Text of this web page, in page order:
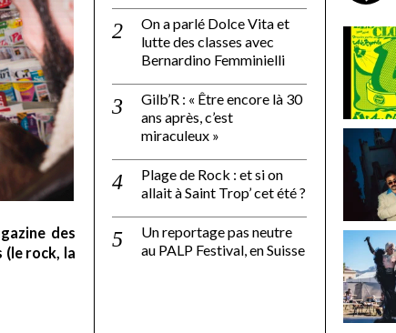
des
(le rock, la
On a parlé Dolce Vita et
lutte des classes avec
Bernardino Femminielli
Gilb’R : « Être encore là 30
ans après, c’est
miraculeux »
Plage de Rock : et si on
allait à Saint Trop’ cet été ?
Un reportage pas neutre
au PALP Festival, en Suisse